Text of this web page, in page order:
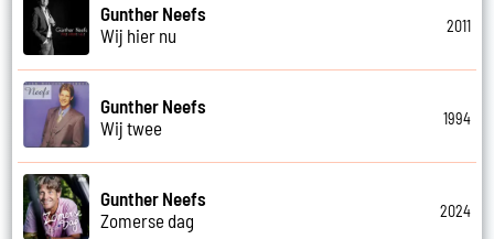
Gunther Neefs
Wij hier nu
2011
Gunther Neefs
Wij twee
1994
Gunther Neefs
Zomerse dag
2024